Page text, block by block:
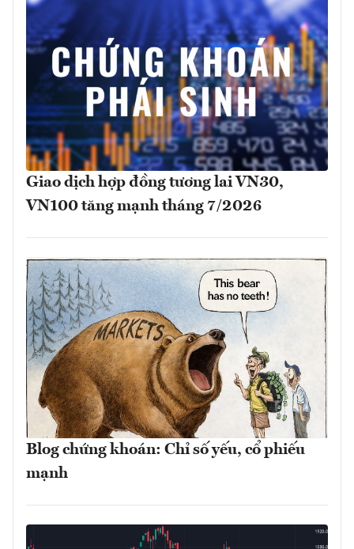
Giao dịch hợp đồng tương lai VN30,
VN100 tăng mạnh tháng 7/2026
Blog chứng khoán: Chỉ số yếu, cổ phiếu
mạnh